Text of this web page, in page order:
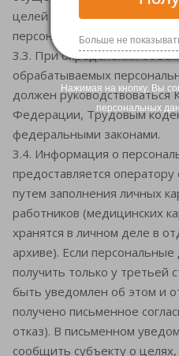
Больше не
Нажимая на кнопку, Вы
персональных
целей при условии
персональных данных.
3.3. При определении
обрабатываемых
должен руководствоваться
Федерации, Трудовым
федеральными законами.
3.4. Информация о
предоставляется
путем заполнения личных
работников (медицинских
хранятся в личном деле в
архиве). Если
получить только у третьей
быть уведомлен об этом и
получено письменное
отказ). В письменном
сообщить субъекту о